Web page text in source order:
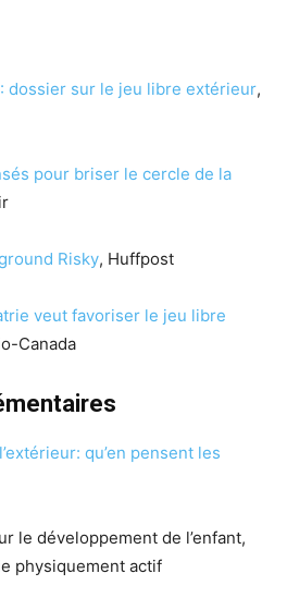
dossier sur le jeu libre extérieur,
pour briser le cercle de la
Risky, Huffpost
veut favoriser le jeu libre
Canada
qu’en pensent les
le développement de l’enfant,
physiquement actif